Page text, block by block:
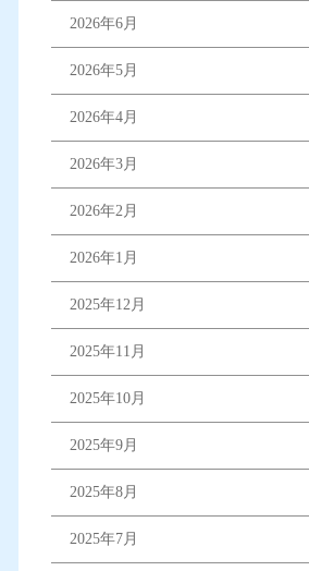
2026年6月
2026年5月
2026年4月
2026年3月
2026年2月
2026年1月
2025年12月
2025年11月
2025年10月
2025年9月
2025年8月
2025年7月